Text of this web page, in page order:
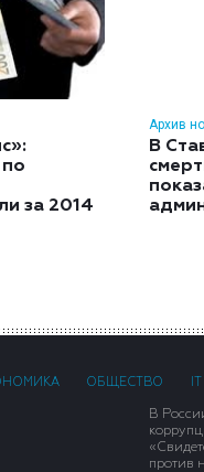
за 2014
Архив
В
ОБЩЕСТВО
В
против